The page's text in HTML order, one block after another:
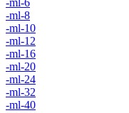
-ml-8
-ml-10
-ml-12
-ml-16
-ml-20
-ml-24
-ml-32
-ml-40